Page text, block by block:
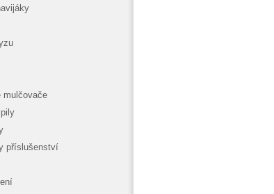
mulčovače
příslušenství